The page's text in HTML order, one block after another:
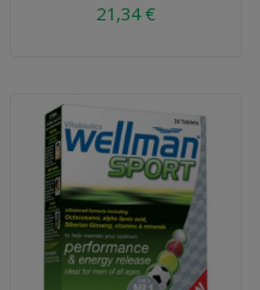
21,34 €